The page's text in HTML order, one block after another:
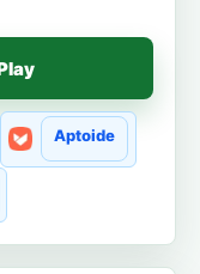
Aptoide